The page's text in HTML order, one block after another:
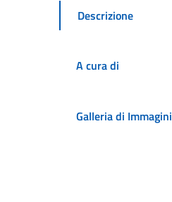
Descrizione
A cura di
Galleria di Immagini